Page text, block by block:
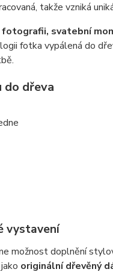
takže vzniká
svatební
fotka vypálená do
dřeva
vystavení
možnost doplnění
originální dřevěný